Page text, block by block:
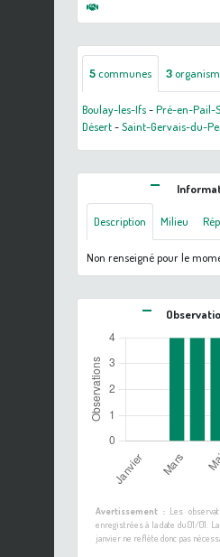
5communes 3
Boulay-les-Ifs-Pré-en-Pail-
Désert-Saint-Gervais-du-
Description Milieu
Non renseigné pour le
Avertissement :Les
enregistrées à la date du 01/01.
janvier ne reflète donc pas